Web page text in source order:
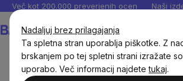
Nadaljuj brez prilagajanja
Ta spletna stran uporablja piškotke. Z
brskanjem po tej spletni strani izražate
uporabo. Več informacij najdetetukaj.
Preskoči
vsebino
Več kot 200.000 preverjenih ocen Naši